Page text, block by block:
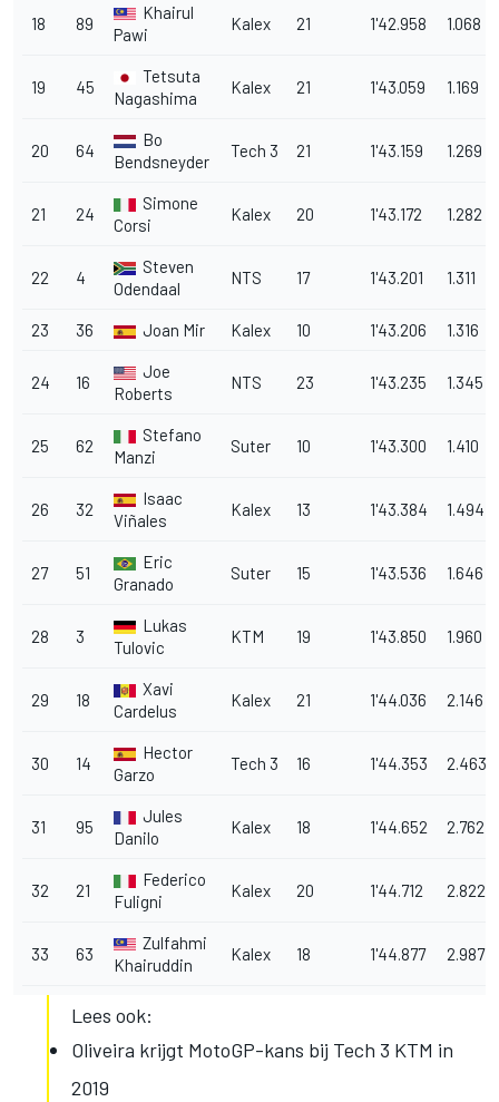
18 89
Khairul
Pawi
Kalex 21 1'42.958 1.068
19 45
Tetsuta
Nagashima
Kalex 21 1'43.059 1.169
20 64
Bo
Bendsneyder
Tech 3 21 1'43.159 1.269
21 24
Simone
Corsi
Kalex 20 1'43.172 1.282
22 4
Steven
Odendaal
NTS 17 1'43.201 1.311
23 36 Joan Mir Kalex 10 1'43.206 1.316
24 16
Joe
Roberts
NTS 23 1'43.235 1.345
25 62
Stefano
Manzi
Suter 10 1'43.300 1.410
26 32
Isaac
Viñales
Kalex 13 1'43.384 1.494
27 51
Eric
Granado
Suter 15 1'43.536 1.646
28 3
Lukas
Tulovic
KTM 19 1'43.850 1.960
29 18
Xavi
Cardelus
Kalex 21 1'44.036 2.146
30 14
Hector
Garzo
Tech 3 16 1'44.353 2.463
31 95
Jules
Danilo
Kalex 18 1'44.652 2.762
32 21
Federico
Fuligni
Kalex 20 1'44.712 2.822
33 63
Zulfahmi
Khairuddin
Kalex 18 1'44.877 2.987
Lees ook:
Oliveira krijgt MotoGP-kans bij Tech 3 KTM in
2019